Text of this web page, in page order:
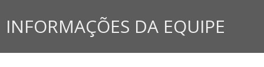
INFORMAÇÕES DA EQUIPE